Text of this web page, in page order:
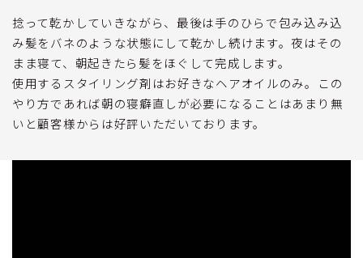
捻って乾かしていきながら、最後は手のひらで包み込み込
み髪をバネのような状態にして乾かし続けます。夜はその
まま寝て、朝起きたら髪をほぐして完成します。
使用するスタイリング剤はお好きなヘアオイルのみ。この
やり方であれば朝の寝癖直しが必要になることはあまり無
いと顧客様からは好評いただいております。